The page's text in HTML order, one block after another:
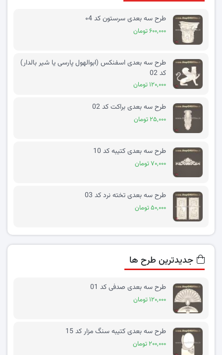
طرح سه بعدی سرستون کد ۰4
۶۰۰,۰۰۰ تومان
طرح سه بعدی اسفنکس (ابوالهول پارسی یا شیر بالدار)
کد 02
۱۲۰,۰۰۰ تومان
طرح سه بعدی براکت کد 02
۲۵,۰۰۰ تومان
طرح سه بعدی کتیبه کد 10
۷۰,۰۰۰ تومان
طرح سه بعدی تخته نرد کد 03
۵۰,۰۰۰ تومان
جدیدترین طرح ها
طرح سه بعدی صدفی کد 01
۱۲۰,۰۰۰ تومان
طرح سه بعدی کتیبه سنگ مزار کد 15
۲۰۰,۰۰۰ تومان